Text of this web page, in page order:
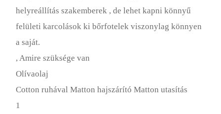
helyreállítás szakemberek , de lehet kapni könnyű
felületi karcolások ki bőrfotelek viszonylag könnyen
a saját.
, Amire szüksége van
Olívaolaj
Cotton ruhával Matton hajszárító Matton utasítás
1